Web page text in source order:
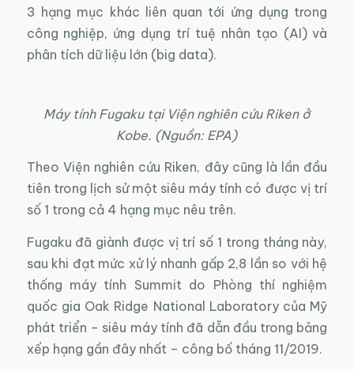
3 hạng mục khác liên quan tới ứng dụng trong
công nghiệp, ứng dụng trí tuệ nhân tạo (AI) và
phân tích dữ liệu lớn (big data).
Máy tính Fugaku tại Viện nghiên cứu Riken ở
Kobe. (Nguồn: EPA)
Theo Viện nghiên cứu Riken, đây cũng là lần đầu
tiên trong lịch sử một siêu máy tính có được vị trí
số 1 trong cả 4 hạng mục nêu trên.
Fugaku đã giành được vị trí số 1 trong tháng này,
sau khi đạt mức xử lý nhanh gấp 2,8 lần so với hệ
thống máy tính Summit do Phòng thí nghiệm
quốc gia Oak Ridge National Laboratory của Mỹ
phát triển – siêu máy tính đã dẫn đầu trong bảng
xếp hạng gần đây nhất – công bố tháng 11/2019.